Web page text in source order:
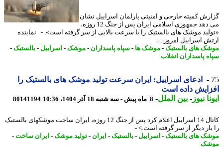
کمیته خارجی و امنیتی پارلمان اسراییل نشان
می دهد جمهوری اسلامی ایران پس از جنگ 12 روزه،
موشک های بالستیک را با سرعت بالایی از سر گرفته است». - نماینده
اسراییل امروز ...
های بالستیک-موشک ها- سپاه پاسداران - موشک-اسراییل -بالستیک-
پاسداران انقلاب
ادعای اسراییل: ایران سرعت تولید موشک های بالستیک را
داده است
نیوز-بین الملل-8 ماه پیش - سه شنبه 18 آذر 1404، 10:36 80141194
کانال 14 اسراییل اعلام کرد پس از جنگ 12 روزه، ایران ساخت موشکهای بالستیک
دیگر از سر گرفته است.> -
های بالستیک-اسراییل -بالستیک-ایران - تولید موشک-ایران ساخت-